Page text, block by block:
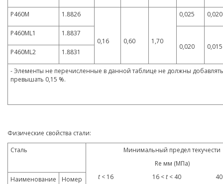
P460M 1.8826
0,16 0,60 1,70
0,025 0,020
P460ML1
1.8837
0,020
0,015
P460ML2 1.8831
- Элементы не перечисленные в данной таблице не должны
превышать 0,15 %.
Физические свойства стали:
Сталь
Минимальный предел текучести
Re мм (МПа)
t< 16 16 < t< 40 40
Наименование Номер